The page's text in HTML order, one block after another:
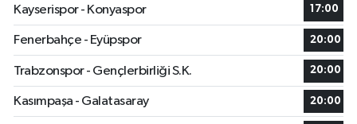
Kayserispor - Konyaspor
17:00
Fenerbahçe - Eyüpspor 20:00
Trabzonspor - Gençlerbirliği S.K. 20:00
Kasımpaşa - Galatasaray 20:00